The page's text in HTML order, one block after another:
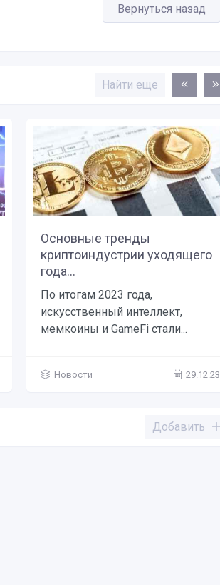
Вернуться назад
Найти еще
Основные тренды
криптоиндустрии уходящего
года...
По итогам 2023 года,
искусственный интеллект,
мемкоины и GameFi стали...
Новости 29.12.23
Добавить